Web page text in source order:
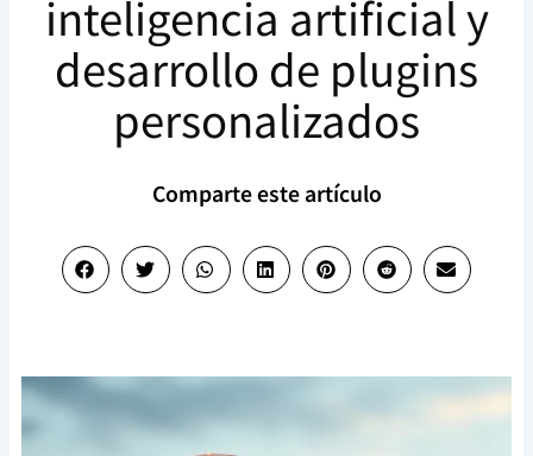
inteligencia artificial y
desarrollo de plugins
personalizados
Comparte este artículo